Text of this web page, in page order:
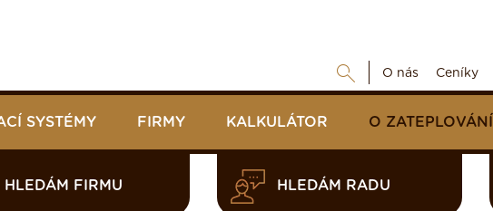
O nás Ceníky
SYSTÉMY FIRMY KALKULÁTOR O ZATEPLOVÁNÍ
HLEDÁM FIRMU HLEDÁM RADU